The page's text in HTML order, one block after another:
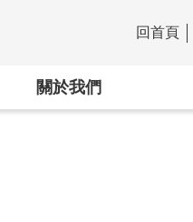
:::
回首頁
關於我們